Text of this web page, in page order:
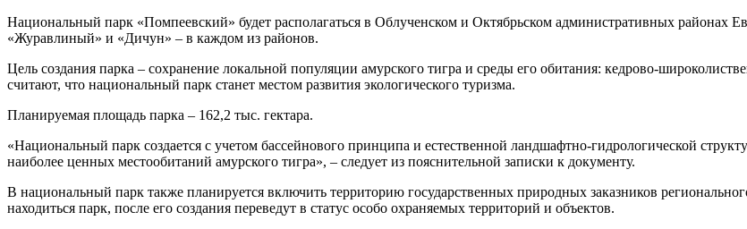
Национальный парк «Помпеевский» будет располагаться в Облученском и Октябрьском административных районах
«Журавлиный» и «Дичун» – в каждом из районов.
Цель создания парка – сохранение локальной популяции амурского тигра и среды его обитания: кедрово-
считают, что национальный парк станет местом развития экологического туризма.
Планируемая площадь парка – 162,2 тыс. гектара.
«Национальный парк создается с учетом бассейнового принципа и естественной ландшафтно-гидрологической
наиболее ценных местообитаний амурского тигра», – следует из пояснительной записки к документу.
В национальный парк также планируется включить территорию государственных природных заказников
находиться парк, после его создания переведут в статус особо охраняемых территорий и объектов.